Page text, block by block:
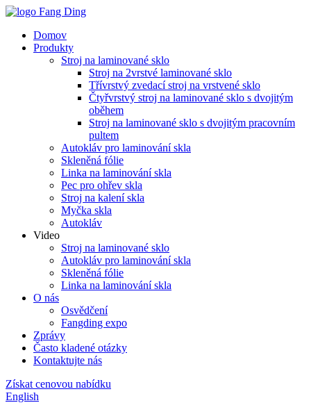
Domov
Produkty
Stroj na laminované sklo
Stroj na 2vrstvé laminované sklo
Třívrstvý zvedací stroj na vrstvené sklo
Čtyřvrstvý stroj na laminované sklo s dvojitým
oběhem
Stroj na laminované sklo s dvojitým pracovním
pultem
Autokláv pro laminování skla
Skleněná fólie
Linka na laminování skla
Pec pro ohřev skla
Stroj na kalení skla
Myčka skla
Autokláv
Video
Stroj na laminované sklo
Autokláv pro laminování skla
Skleněná fólie
Linka na laminování skla
O nás
Osvědčení
Fangding expo
Zprávy
Často kladené otázky
Kontaktujte nás
Získat cenovou nabídku
English